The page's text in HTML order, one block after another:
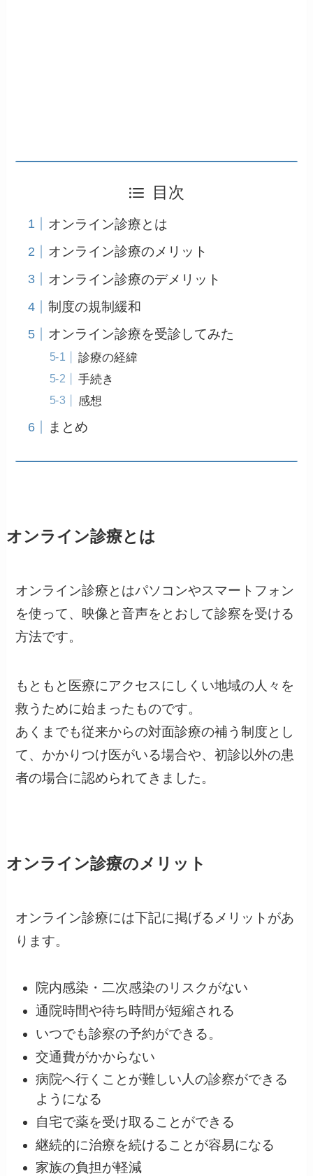
目次
オンライン診療とは
オンライン診療のメリット
オンライン診療のデメリット
制度の規制緩和
オンライン診療を受診してみた
診療の経緯
手続き
感想
まとめ
オンライン診療とは
オンライン診療とはパソコンやスマートフォン
を使って、映像と音声をとおして診察を受ける
方法です。
もともと医療にアクセスにしくい地域の人々を
救うために始まったものです。
あくまでも従来からの対面診療の補う制度とし
て、かかりつけ医がいる場合や、初診以外の患
者の場合に認められてきました。
オンライン診療のメリット
オンライン診療には下記に掲げるメリットがあ
ります。
院内感染・二次感染のリスクがない
通院時間や待ち時間が短縮される
いつでも診察の予約ができる。
交通費がかからない
病院へ行くことが難しい人の診察ができる
ようになる
自宅で薬を受け取ることができる
継続的に治療を続けることが容易になる
家族の負担が軽減